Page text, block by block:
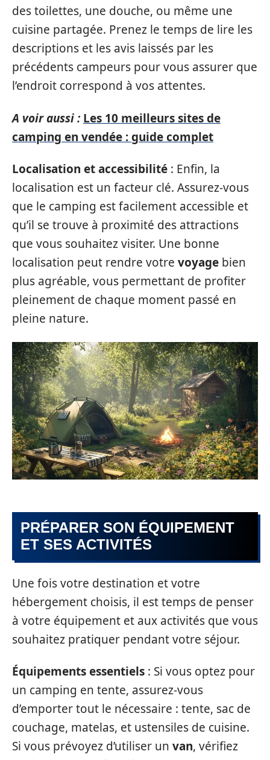
des toilettes, une douche, ou même une
cuisine partagée. Prenez le temps de lire les
descriptions et les avis laissés par les
précédents campeurs pour vous assurer que
l’endroit correspond à vos attentes.
A voir aussi : Les 10 meilleurs sites de
camping en vendée : guide complet
Localisation et accessibilité : Enfin, la
localisation est un facteur clé. Assurez-vous
que le camping est facilement accessible et
qu’il se trouve à proximité des attractions
que vous souhaitez visiter. Une bonne
localisation peut rendre votre voyage bien
plus agréable, vous permettant de profiter
pleinement de chaque moment passé en
pleine nature.
PRÉPARER SON ÉQUIPEMENT
ET SES ACTIVITÉS
Une fois votre destination et votre
hébergement choisis, il est temps de penser
à votre équipement et aux activités que vous
souhaitez pratiquer pendant votre séjour.
Équipements essentiels : Si vous optez pour
un camping en tente, assurez-vous
d’emporter tout le nécessaire : tente, sac de
couchage, matelas, et ustensiles de cuisine.
Si vous prévoyez d’utiliser un van, vérifiez